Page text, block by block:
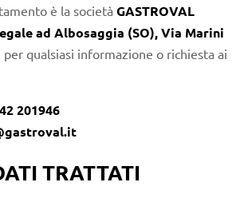
è la società GASTROVAL
ad Albosaggia (SO), Via Marini
per qualsiasi informazione o richiesta ai
201946
TRATTATI